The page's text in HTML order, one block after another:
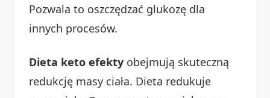
Pozwala to oszczędzać glukozę dla
innych procesów.
Dieta keto efekty obejmują skuteczną
redukcję masy ciała. Dieta redukuje